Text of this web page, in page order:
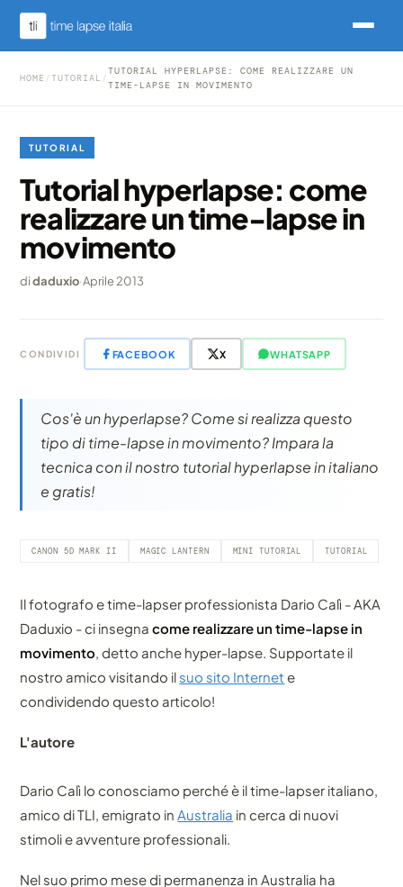
HOME / TUTORIAL /
TUTORIAL HYPERLAPSE: COME REALIZZARE UN
TIME-LAPSE IN MOVIMENTO
TUTORIAL
Tutorial hyperlapse: come
realizzare un time-lapse in
movimento
didaduxio·Aprile 2013
CONDIVIDI FACEBOOK X WHATSAPP
Cos'è un hyperlapse? Come si realizza questo
tipo di time-lapse in movimento? Impara la
tecnica con il nostro tutorial hyperlapse in italiano
e gratis!
CANON 5D MARK II MAGIC LANTERN MINI TUTORIAL TUTORIAL
Il fotografo e time-lapser professionista Dario Calì - AKA
Daduxio - ci insegnacome realizzare un time-lapse in
movimento, detto anche hyper-lapse. Supportate il
nostro amico visitando il suo sito Internet e
condividendo questo articolo!
L'autore
Dario Calì lo conosciamo perché è il time-lapser italiano,
amico di TLI, emigrato inAustralia in cerca di nuovi
stimoli e avventure professionali.
Nel suo primo mese di permanenza in Australia ha